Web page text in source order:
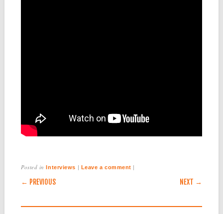
Posted in Interviews | Leave a comment |
POST NAVIGATION
← PREVIOUS NEXT →